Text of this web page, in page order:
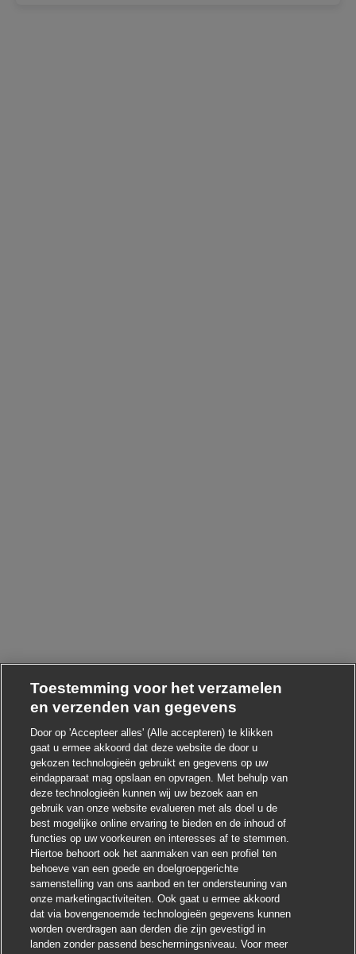
Toestemming voor het verzamelen
en verzenden van gegevens
Door op 'Accepteer alles' (Alle accepteren) te klikken
gaat u ermee akkoord dat deze website de door u
gekozen technologieën gebruikt en gegevens op uw
eindapparaat mag opslaan en opvragen. Met behulp van
deze technologieën kunnen wij uw bezoek aan en
gebruik van onze website evalueren met als doel u de
best mogelijke online ervaring te bieden en de inhoud of
functies op uw voorkeuren en interesses af te stemmen.
Hiertoe behoort ook het aanmaken van een profiel ten
behoeve van een goede en doelgroepgerichte
samenstelling van ons aanbod en ter ondersteuning van
onze marketingactiviteiten. Ook gaat u ermee akkoord
dat via bovengenoemde technologieën gegevens kunnen
worden overdragen aan derden die zijn gevestigd in
landen zonder passend beschermingsniveau. Voor meer
Hoi ! Heb je interesse in deze baan? Chatbot-melding
Ik ben geïnteresseerd
Soortgelijke banen zoeken